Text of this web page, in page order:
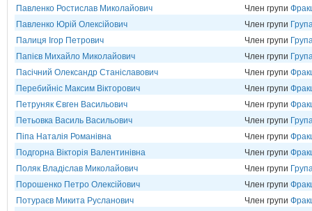
Павленко Ростислав Миколайович Член групи
Павленко Юрій Олексійович
Член групи
Палиця Ігор Петрович
Член групи
Папієв Михайло Миколайович
Член групи
Пасічний Олександр Станіславович
Член групи
Перебийніс Максим Вікторович
Член групи
Петруняк Євген Васильович
Член групи
Петьовка Василь Васильович
Член групи
Піпа Наталія Романівна
Член групи
Подгорна Вікторія Валентинівна
Член групи
Поляк Владіслав Миколайович
Член групи
Порошенко Петро Олексійович
Член групи
Потураєв Микита Русланович
Член групи